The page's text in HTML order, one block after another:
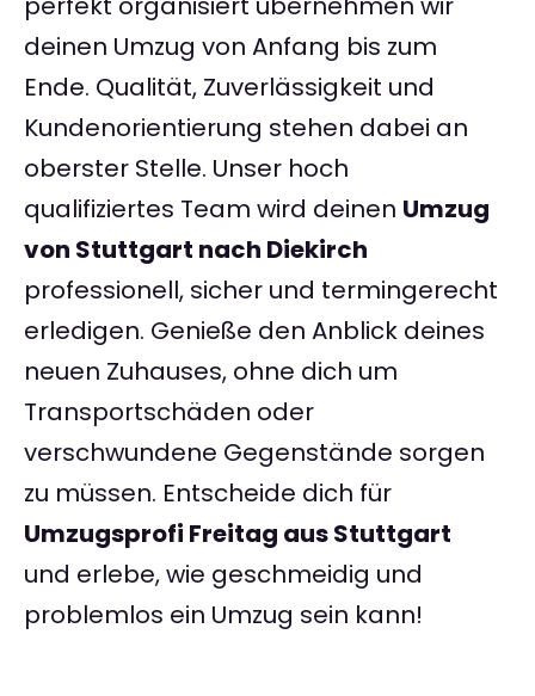
deinen Umzug von Anfang bis zum
Ende. Qualität, Zuverlässigkeit und
Kundenorientierung stehen dabei an
oberster Stelle. Unser hoch
qualifiziertes Team wird deinen Umzug
von Stuttgart nach Diekirch
professionell, sicher und termingerecht
erledigen. Genieße den Anblick deines
neuen Zuhauses, ohne dich um
Transportschäden oder
verschwundene Gegenstände sorgen
zu müssen. Entscheide dich für
Umzugsprofi Freitag aus Stuttgart
und erlebe, wie geschmeidig und
problemlos ein Umzug sein kann!